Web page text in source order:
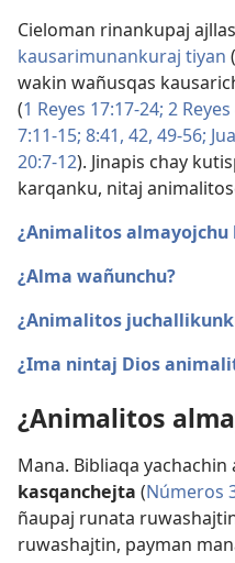
Cieloman rinankupaj
kausarimunankuraj tiyan (
wakin wañusqas
(1 Reyes 17:17-24; 2
7:11-15; 8:41, 42, 49-56;
20:7-12). Jinapis chay
karqanku, nitaj
¿Animalitos almayojchu
¿Alma wañunchu?
¿Animalitos
¿Ima nintaj Dios
¿Animalitos
Mana. Bibliaqa
kasqanchejta (Números
ñaupaj runata
ruwashajtin, payman